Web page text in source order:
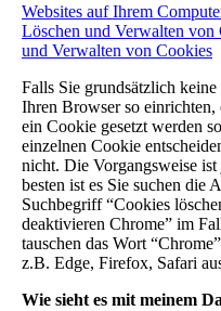
Websites auf Ihrem
Löschen und Verwalten von
und Verwalten von Cookies
Falls Sie grundsätzlich
Ihren Browser so
ein Cookie gesetzt werden
einzelnen Cookie
nicht. Die Vorgangsweise
besten ist es Sie suchen die
Suchbegriff “Cookies
deaktivieren Chrome” im
tauschen das Wort
z.B. Edge, Firefox, Safari
Wie sieht es mit meinem